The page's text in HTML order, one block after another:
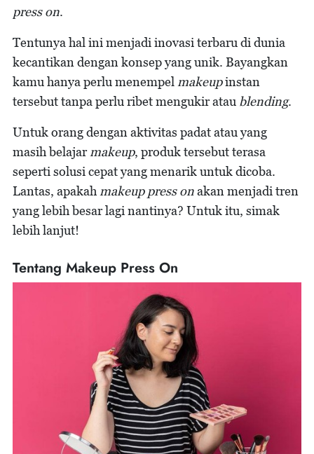
press on.
Tentunya hal ini menjadi inovasi terbaru di dunia
kecantikan dengan konsep yang unik. Bayangkan
kamu hanya perlu menempel makeupinstan
tersebut tanpa perlu ribet mengukir atau blending.
Untuk orang dengan aktivitas padat atau yang
masih belajar makeup, produk tersebut terasa
seperti solusi cepat yang menarik untuk dicoba.
Lantas, apakah makeup press onakan menjadi tren
yang lebih besar lagi nantinya? Untuk itu, simak
lebih lanjut!
Tentang Makeup Press On